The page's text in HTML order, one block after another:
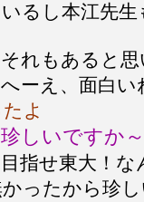
るし本江先
それもあると
へーえ、面白
よ
珍しいですか～
目指せ東大！
かったから珍